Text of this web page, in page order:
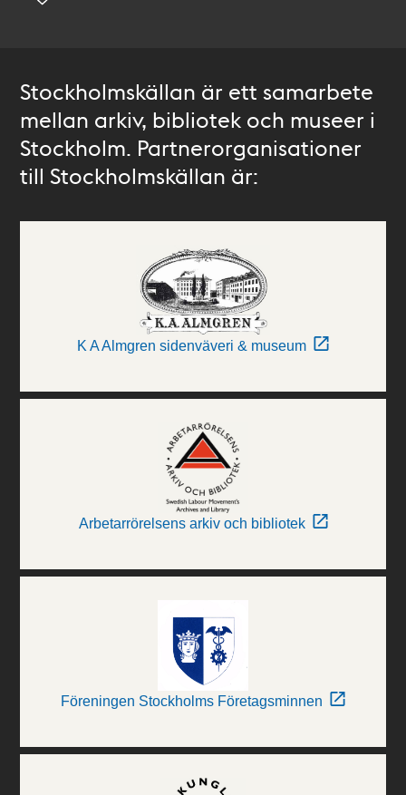
Stockholmskällan är ett samarbete
mellan arkiv, bibliotek och museer i
Stockholm. Partnerorganisationer
till Stockholmskällan är:
K A Almgren sidenväveri & museum
Arbetarrörelsens arkiv och bibliotek
Föreningen Stockholms Företagsminnen